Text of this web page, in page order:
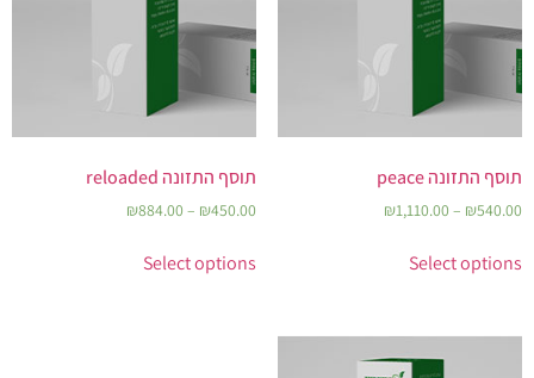
תוסף התזונה peace
₪540.00
–
₪1,110.00
Select options
תוסף התזונה reloaded
₪450.00
–
₪884.00
Select options